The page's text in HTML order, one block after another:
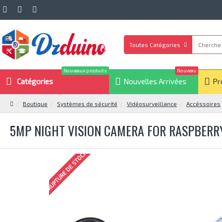
Toutes Catégories
Catégories
Nouveaux produits
Nouvelles Arrivées
Nouveau
Boutique Systèmes de sécurité Vidéosurveillance Accéssoires
5MP NIGHT VISION CAMERA FOR
RUPTURE DE STOCK